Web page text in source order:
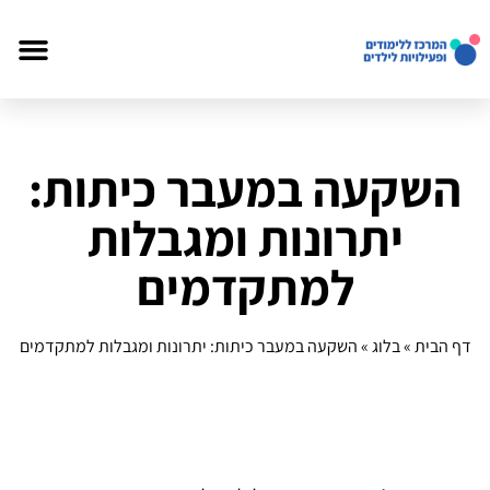
השקעה במעבר כיתות:
יתרונות ומגבלות
למתקדמים
דף הבית»בלוג»השקעה במעבר כיתות: יתרונות ומגבלות למתקדמים